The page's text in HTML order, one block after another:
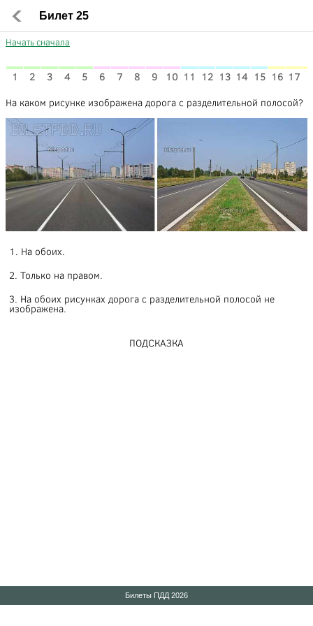
Билет 25
Начать сначала
1 2 3 4 5 6 7 8 9 10 11 12 13 14 15 16 17
На каком рисунке изображена дорога с разделительной полосой?
1. На обоих.
2. Только на правом.
3. На обоих рисунках дорога с разделительной полосой не
изображена.
ПОДСКАЗКА
Билеты ПДД 2026